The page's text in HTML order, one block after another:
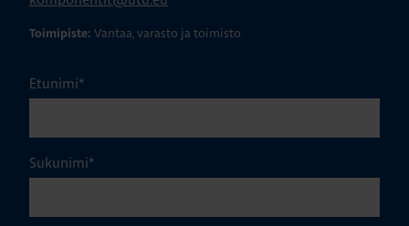
Toimipiste: Vantaa, varasto ja toimisto
Etunimi*
Sukunimi*